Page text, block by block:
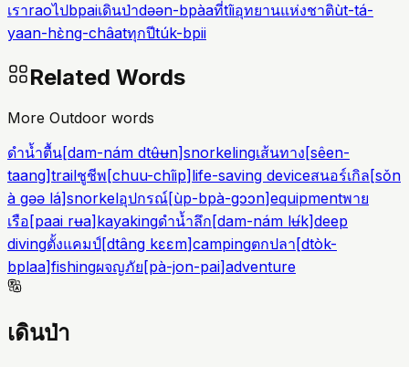
เราraoไปbpaiเดินป่าdəən-bpàaที่tîiอุทยานแห่งชาติùt-tá-
yaan-hɛ̀ng-châatทุกปีtúk-bpii
Related Words
More Outdoor words
ดำน้ำตื้น[dam-nám dtʉ̂ʉn]snorkelingเส้นทาง [sêen-
taang]trailชูชีพ [chuu-chîip] life-saving deviceสนอร์เกิล [sǒn
à gəə lá]snorkelอุปกรณ์[ùp-bpà-gɔɔn]equipmentพาย
เรือ [paai rʉa] kayakingดำน้ำลึก [dam-nám lʉ́k]deep
divingตั้งแคมป์[dtâng kɛɛm]campingตกปลา [dtòk-
bplaa]fishingผจญภัย [pà-jon-pai]adventure
เดินป่า